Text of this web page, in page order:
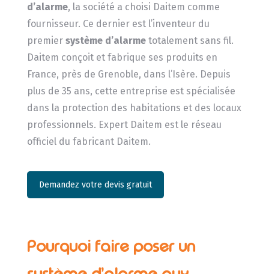
d’alarme, la société a choisi Daitem comme
fournisseur. Ce dernier est l’inventeur du
premier système d’alarmetotalement sans fil.
Daitem conçoit et fabrique ses produits en
France, près de Grenoble, dans l’Isère. Depuis
plus de 35 ans, cette entreprise est spécialisée
dans la protection des habitations et des locaux
professionnels. Expert Daitem est le réseau
officiel du fabricant Daitem.
Demandez votre devis gratuit
Pourquoi faire poser un